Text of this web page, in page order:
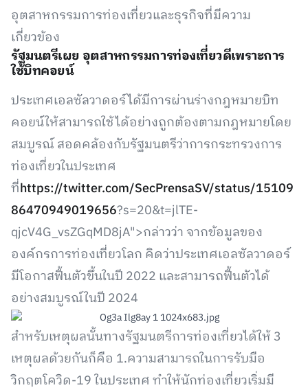
อุตสาหกรรมการท่องเที่ยวและธุรกิจที่มีความ
เกี่ยวข้อง
รัฐมนตรีเผย อุตสาหกรรมการท่องเที่ยวดีเพราะการ
ใช้บิทคอยน์
ประเทศเอลซัลวาดอร์ได้มีการผ่านร่างกฎหมายบิท
คอยน์ให้สามารถใช้ได้อย่างถูกต้องตามกฎหมายโดย
สมบูรณ์ สอดคล้องกับรัฐมนตรีว่าการกระทรวงการ
ท่องเที่ยวในประเทศ
ที่https://twitter.com/SecPrensaSV/status/15109
86470949019656?s=20&t=jlTE-
qjcV4G_vsZGqMD8jA">กล่าวว่า จากข้อมูลของ
องค์กรการท่องเที่ยวโลก คิดว่าประเทศเอลซัลวาดอร์
มีโอกาสฟื้นตัวขึ้นในปี 2022 และสามารถฟื้นตัวได้
อย่างสมบูรณ์ในปี 2024
สำหรับเหตุผลนั้นทางรัฐมนตรีการท่องเที่ยวได้ให้ 3
เหตุผลด้วยกันก็คือ 1.ความสามารถในการรับมือ
วิกฤตโควิด-19 ในประเทศ ทำให้นักท่องเที่ยวเริ่มมี